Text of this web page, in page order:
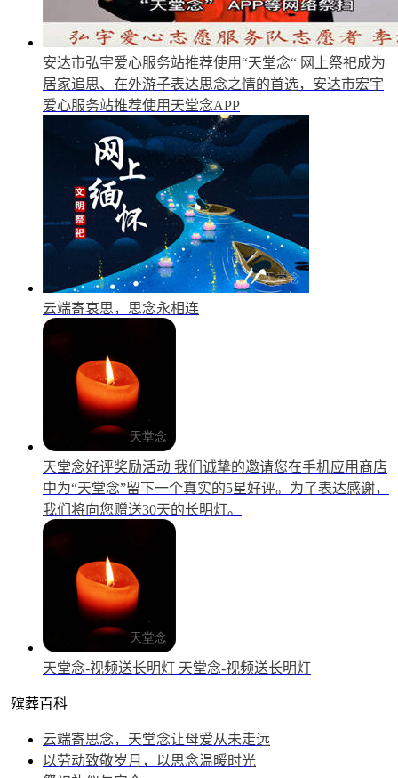
安达市弘宇爱心服务站推荐使用“天堂念“ 网上祭祀成为
居家追思、在外游子表达思念之情的首选，安达市宏宇
爱心服务站推荐使用天堂念APP
云端寄哀思，思念永相连
天堂念好评奖励活动 我们诚挚的邀请您在手机应用商店
中为“天堂念”留下一个真实的5星好评。为了表达感谢，
我们将向您赠送30天的长明灯。
天堂念-视频送长明灯 天堂念-视频送长明灯
殡葬百科
云端寄思念，天堂念让母爱从未走远
以劳动致敬岁月，以思念温暖时光